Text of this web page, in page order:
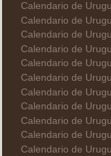
Calendario de
Calendario de
Calendario de
Calendario de
Calendario de
Calendario de
Calendario de
Calendario de
Calendario de
Calendario de
Calendario de